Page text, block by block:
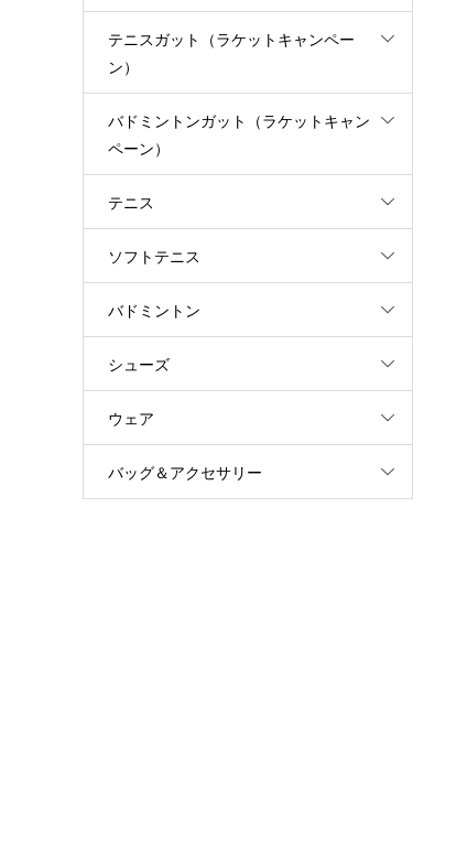
テニスガット（ラケットキャンペー
ン）
バドミントンガット（ラケットキャン
ペーン）
テニス
ソフトテニス
バドミントン
シューズ
ウェア
バッグ＆アクセサリー